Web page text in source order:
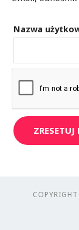
Nazwa
ZRESETUJ